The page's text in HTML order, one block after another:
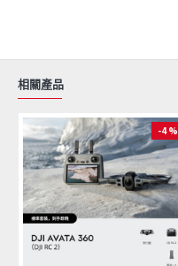
相關產品
-4 %